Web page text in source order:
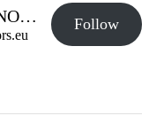
ASTROCOHORS EUNOIA ULTIMA Follow